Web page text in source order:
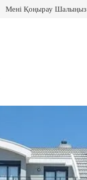
Мені Қоңырау Шалыңыз